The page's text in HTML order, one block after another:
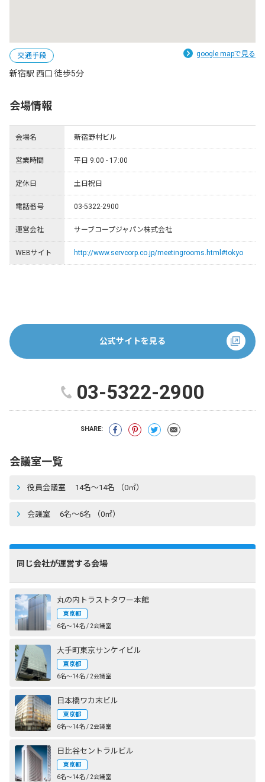
google mapで見る
交通手段
新宿駅 西口 徒歩5分
会場情報
会場名 新宿野村ビル
営業時間 平日 9:00 - 17:00
定休日 土日祝日
電話番号 03-5322-2900
運営会社 サーブコープジャパン株式会社
WEBサイト http://www.servcorp.co.jp/meetingrooms.html#tokyo
公式サイトを見る
03-5322-2900
SHARE:
会議室一覧
役員会議室 14名〜14名 （0㎡）
会議室 6名〜6名 （0㎡）
同じ会社が運営する会場
丸の内トラストタワー本館
東京都
6名〜14名 / 2会議室
大手町東京サンケイビル
東京都
6名〜14名 / 2会議室
日本橋ワカ末ビル
東京都
6名〜14名 / 2会議室
日比谷セントラルビル
東京都
6名〜14名 / 2会議室